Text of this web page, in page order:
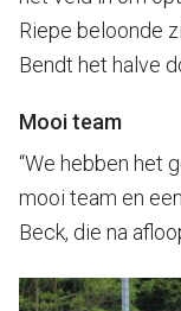
Riepe beloonde
Bendt het halve
Mooi team
“We hebben het
mooi team en
Beck, die na